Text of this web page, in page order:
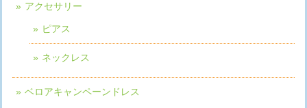
アクセサリー
ピアス
ネックレス
ベロアキャンペーンドレス